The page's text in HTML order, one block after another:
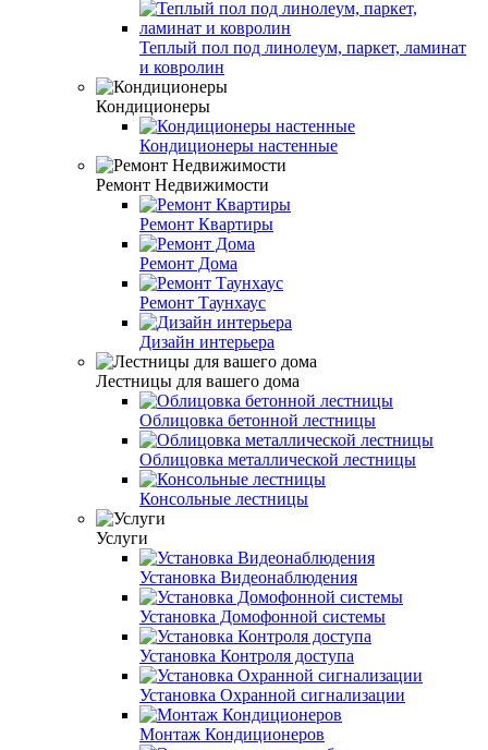
Теплый пол под линолеум, паркет, ламинат
и ковролин
Кондиционеры
Кондиционеры настенные
Ремонт Недвижимости
Ремонт Квартиры
Ремонт Дома
Ремонт Таунхаус
Дизайн интерьера
Лестницы для вашего дома
Облицовка бетонной лестницы
Облицовка металлической лестницы
Консольные лестницы
Услуги
Установка Видеонаблюдения
Установка Домофонной системы
Установка Контроля доступа
Установка Охранной сигнализации
Монтаж Кондиционеров